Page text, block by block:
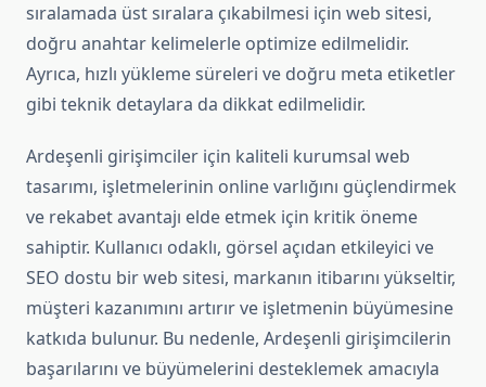
sıralamada üst sıralara çıkabilmesi için web sitesi,
doğru anahtar kelimelerle optimize edilmelidir.
Ayrıca, hızlı yükleme süreleri ve doğru meta etiketler
gibi teknik detaylara da dikkat edilmelidir.
Ardeşenli girişimciler için kaliteli kurumsal web
tasarımı, işletmelerinin online varlığını güçlendirmek
ve rekabet avantajı elde etmek için kritik öneme
sahiptir. Kullanıcı odaklı, görsel açıdan etkileyici ve
SEO dostu bir web sitesi, markanın itibarını yükseltir,
müşteri kazanımını artırır ve işletmenin büyümesine
katkıda bulunur. Bu nedenle, Ardeşenli girişimcilerin
başarılarını ve büyümelerini desteklemek amacıyla